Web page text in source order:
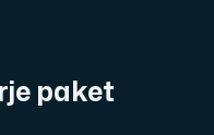
paket